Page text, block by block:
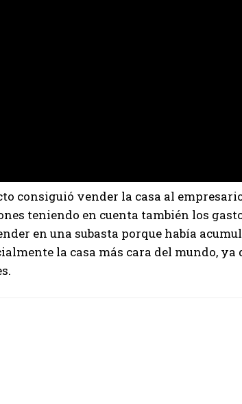
consiguió vender la casa al
teniendo en cuenta también los
en una subasta porque había
la casa más cara del mundo, ya